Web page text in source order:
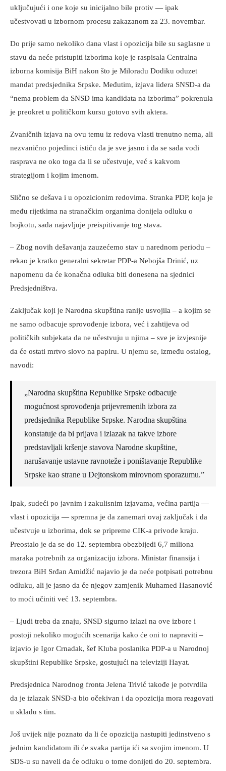
uključujući i one koje su inicijalno bile protiv — ipak
učestvovati u izbornom procesu zakazanom za 23. novembar.
Do prije samo nekoliko dana vlast i opozicija bile su saglasne u
stavu da neće pristupiti izborima koje je raspisala Centralna
izborna komisija BiH nakon što je Miloradu Dodiku oduzet
mandat predsjednika Srpske. Međutim, izjava lidera SNSD-a da
“nema problem da SNSD ima kandidata na izborima” pokrenula
je preokret u političkom kursu gotovo svih aktera.
Zvaničnih izjava na ovu temu iz redova vlasti trenutno nema, ali
nezvanično pojedinci ističu da je sve jasno i da se sada vodi
rasprava ne oko toga da li se učestvuje, već s kakvom
strategijom i kojim imenom.
Slično se dešava i u opozicionim redovima. Stranka PDP, koja je
među rijetkima na stranačkim organima donijela odluku o
bojkotu, sada najavljuje preispitivanje tog stava.
– Zbog novih dešavanja zauzećemo stav u narednom periodu –
rekao je kratko generalni sekretar PDP-a Nebojša Drinić, uz
napomenu da će konačna odluka biti donesena na sjednici
Predsjedništva.
Zaključak koji je Narodna skupština ranije usvojila – a kojim se
ne samo odbacuje sprovođenje izbora, već i zahtijeva od
političkih subjekata da ne učestvuju u njima – sve je izvjesnije
da će ostati mrtvo slovo na papiru. U njemu se, između ostalog,
navodi:
„Narodna skupština Republike Srpske odbacuje
mogućnost sprovođenja prijevremenih izbora za
predsjednika Republike Srpske. Narodna skupština
konstatuje da bi prijava i izlazak na takve izbore
predstavljali kršenje stavova Narodne skupštine,
narušavanje ustavne ravnoteže i poništavanje Republike
Srpske kao strane u Dejtonskom mirovnom sporazumu.”
Ipak, sudeći po javnim i zakulisnim izjavama, većina partija —
vlast i opozicija — spremna je da zanemari ovaj zaključak i da
učestvuje u izborima, dok se pripreme CIK-a privode kraju.
Preostalo je da se do 12. septembra obezbijedi 6,7 miliona
maraka potrebnih za organizaciju izbora. Ministar finansija i
trezora BiH Srđan Amidžić najavio je da neće potpisati potrebnu
odluku, ali je jasno da će njegov zamjenik Muhamed Hasanović
to moći učiniti već 13. septembra.
– Ljudi treba da znaju, SNSD sigurno izlazi na ove izbore i
postoji nekoliko mogućih scenarija kako će oni to napraviti –
izjavio je Igor Crnadak, šef Kluba poslanika PDP-a u Narodnoj
skupštini Republike Srpske, gostujući na televiziji Hayat.
Predsjednica Narodnog fronta Jelena Trivić takođe je potvrdila
da je izlazak SNSD-a bio očekivan i da opozicija mora reagovati
u skladu s tim.
Još uvijek nije poznato da li će opozicija nastupiti jedinstveno s
jednim kandidatom ili će svaka partija ići sa svojim imenom. U
SDS-u su naveli da će odluku o tome donijeti do 20. septembra.